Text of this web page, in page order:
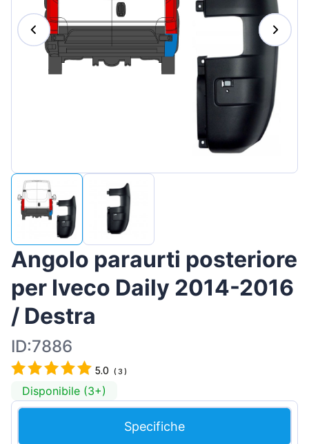
Magyar
Lietuvių
Hrvatski
Português
Slovenčina
Angolo paraurti posteriore
per Iveco Daily 2014-2016
/ Destra
ID:7886
5.0 (3 )
Disponibile (3+)
Specifiche